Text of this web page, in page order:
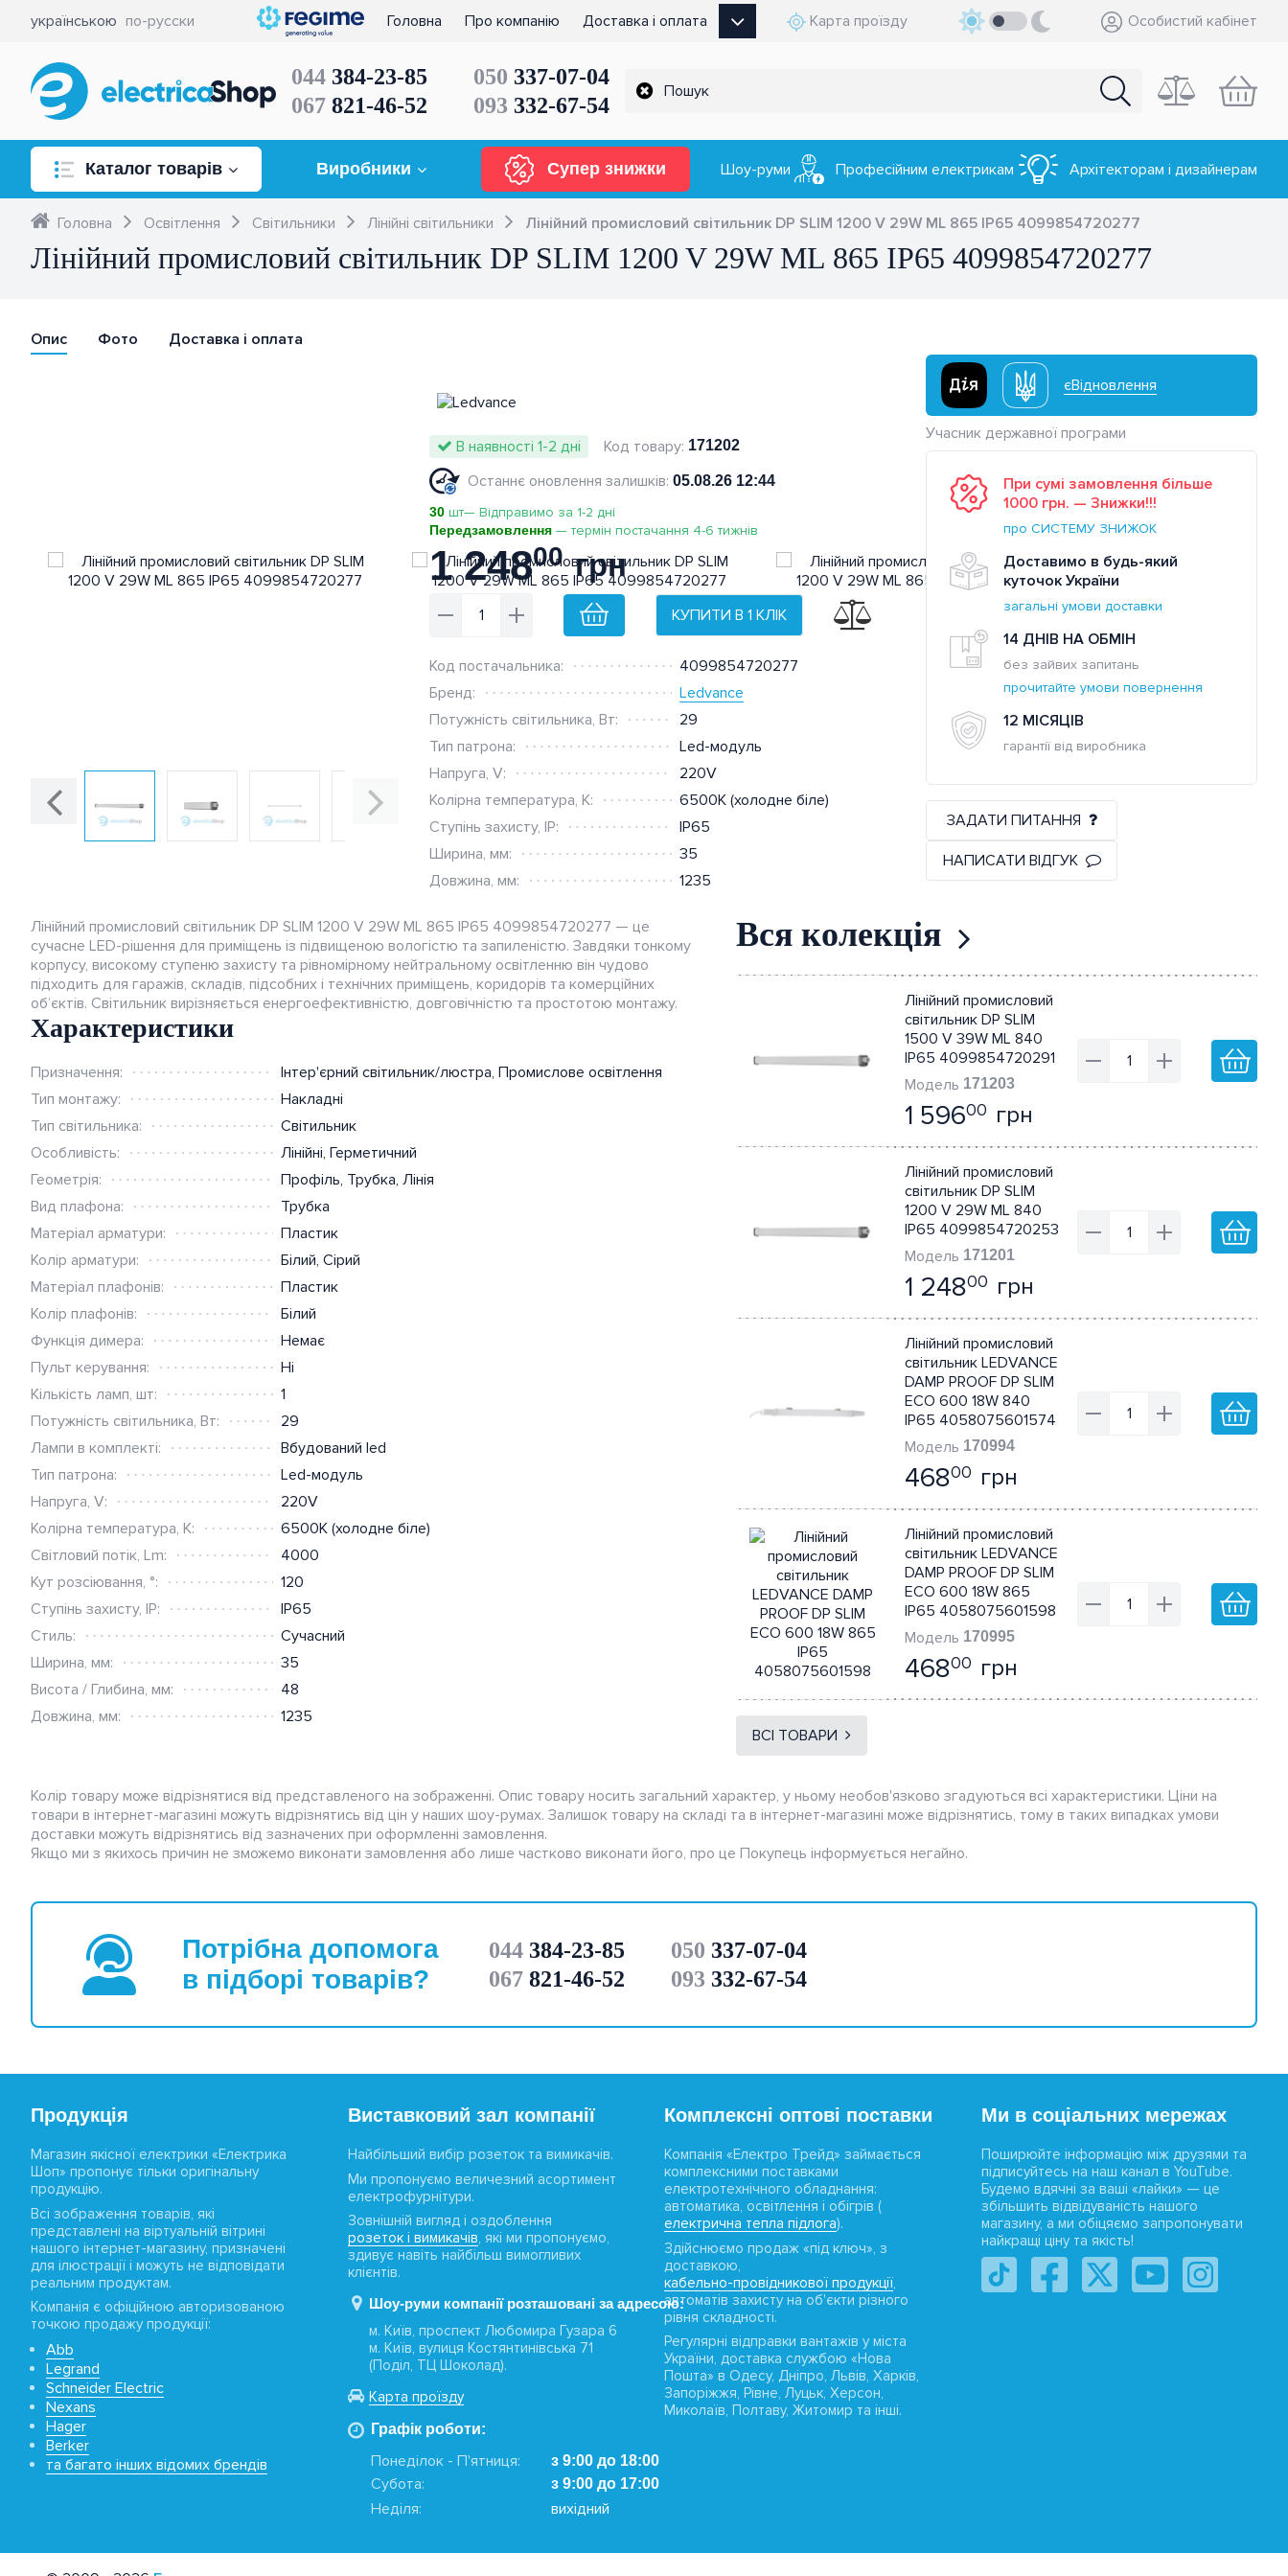
Опис Фото Доставка і оплата
єВідновлення
Учасник державної програми
При сумі замовлення більше
1000 грн. — Знижки!!!
про СИСТЕМУ ЗНИЖОК
Доставимо в будь-який
куточок України
загальні умови доставки
14 ДНІВ НА ОБМІН
без зайвих запитань
прочитайте умови повернення
12 МІСЯЦІВ
гарантії від виробника
ЗАДАТИ ПИТАННЯ
НАПИСАТИ ВІДГУК
В наявності 1-2 дні 171202
Останнє оновлення залишків: 05.08.26 12:44
30 шт— Відправимо за 1-2 дні
Передзамовлення — термін постачання 4-6 тижнів
1 24800 грн
КУПИТИ В 1 КЛІК
Код постачальника:
4099854720277
Бренд:
Ledvance
Потужність світильника, Вт:
29
Тип патрона:
Led-модуль
Напруга, V:
220V
Колірна температура, К:
6500K (холодне біле)
Ступінь захисту, IP:
IP65
Ширина, мм:
35
Довжина, мм:
1235
Вся колекція
перегляд
Лінійний промисловий
світильник DP SLIM
1500 V 39W ML 840
IP65 4099854720291
171203
1 59600 грн
перегляд
Лінійний промисловий
світильник DP SLIM
1200 V 29W ML 840
IP65 4099854720253
171201
1 24800 грн
перегляд
Лінійний промисловий
світильник LEDVANCE
DAMP PROOF DP SLIM
ECO 600 18W 840
IP65 4058075601574
170994
46800 грн
Швидкий
перегляд
Лінійний промисловий
світильник LEDVANCE
DAMP PROOF DP SLIM
ECO 600 18W 865
IP65 4058075601598
170995
46800 грн
ВСІ ТОВАРИ
Лінійний промисловий світильник DP SLIM 1200 V 29W ML 865 IP65 4099854720277 — це
сучасне LED-рішення для приміщень із підвищеною вологістю та запиленістю. Завдяки тонкому
корпусу, високому ступеню захисту та рівномірному нейтральному освітленню він чудово
підходить для гаражів, складів, підсобних і технічних приміщень, коридорів та комерційних
об’єктів. Світильник вирізняється енергоефективністю, довговічністю та простотою монтажу.
Характеристики
Призначення: Інтер'єрний світильник/люстра, Промислове освітлення
Тип монтажу:
Накладні
Тип світильника:
Світильник
Особливість:
Лінійні, Герметичний
Геометрія:
Профіль, Трубка, Лінія
Вид плафона:
Трубка
Матеріал арматури:
Пластик
Колір арматури:
Білий, Сірий
Матеріал плафонів:
Пластик
Колір плафонів:
Білий
Функція димера:
Немає
Пульт керування:
Ні
Кількість ламп, шт:
1
Потужність світильника, Вт:
29
Лампи в комплекті:
Вбудований led
Тип патрона:
Led-модуль
Напруга, V:
220V
Колірна температура, К:
6500K (холодне біле)
Світловий потік, Lm:
4000
Кут розсіювання, °:
120
Ступінь захисту, IP:
IP65
Стиль:
Сучасний
Ширина, мм:
35
Висота / Глибина, мм:
48
Довжина, мм:
1235
Колір товару може відрізнятися від представленого на зображенні. Опис товару носить загальний характер, у ньому необов'язково згадуються всі характеристики. Ціни на
товари в інтернет-магазині можуть відрізнятись від цін у наших шоу-румах. Залишок товару на складі та в інтернет-магазині може відрізнятись, тому в таких випадках умови
доставки можуть відрізнятись від зазначених при оформленні замовлення.
Якщо ми з якихось причин не зможемо виконати замовлення або лише частково виконати його, про це Покупець інформується негайно.
Потрібна допомога
в підборі товарів?
044 384-23-85
067 821-46-52
050 337-07-04
093 332-67-54
українською по-русски Головна Про компанію Доставка і оплата Карта проїзду Особистий кабінет
Каталог товарів
Освітлення
Розетки та вимикачі
електричним навантаженням
Зарядки
для електромобілів
відеоспостереження і
домофон
Виробники Супер знижки Шоу-руми Професійним електрикам Архітекторам і дизайнерам
044 384-23-85
067 821-46-52
050 337-07-04
093 332-67-54
Головна Освітлення Світильники Лінійні світильники Лінійний промисловий світильник DP SLIM 1200 V 29W ML 865 IP65 4099854720277
Лінійний промисловий світильник DP SLIM 1200 V 29W ML 865 IP65 4099854720277
Продукція
Магазин якісної електрики «Електрика
Шоп» пропонує тільки оригінальну
продукцію.
Всі зображення товарів, які
представлені на віртуальній вітрині
нашого інтернет-магазину, призначені
для ілюстрації і можуть не відповідати
реальним продуктам.
Компанія є офіційною авторизованою
точкою продажу продукції:
Abb
Legrand
Schneider Electric
Nexans
Hager
Berker
та багато інших відомих брендів
Виставковий зал компанії
Найбільший вибір розеток та вимикачів.
Ми пропонуємо величезний асортимент
електрофурнітури.
Зовнішній вигляд і оздоблення
розеток і вимикачів, які ми пропонуємо,
здивує навіть найбільш вимогливих
клієнтів.
Шоу-руми компанії розташовані за адресою:
м. Київ, проспект Любомира Гузара 6
м. Київ, вулиця Костянтинівська 71
(Поділ, ТЦ Шоколад).
Карта проїзду
Графік роботи:
Понеділок - П'ятниця: з 9:00 до 18:00
Субота: з 9:00 до 17:00
Неділя: вихідний
Комплексні оптові поставки
Компанія «Електро Трейд» займається
комплексними поставками
електротехнічного обладнання:
автоматика, освітлення і обігрів (
електрична тепла підлога).
Здійснюємо продаж «під ключ», з
доставкою,
кабельно-провідникової продукції,
автоматів захисту на об'єкти різного
рівня складності.
Регулярні відправки вантажів у міста
України, доставка службою «Нова
Пошта» в Одесу, Дніпро, Львів, Харків,
Запоріжжя, Рівне, Луцьк, Херсон,
Миколаїв, Полтаву, Житомир та інші.
Ми в соціальних мережах
Поширюйте інформацію між друзями та
підписуйтесь на наш канал в YouTube.
Будемо вдячні за ваші «лайки» — це
збільшить відвідуваність нашого
магазину, а ми обіцяємо запропонувати
найкращі ціну та якість!